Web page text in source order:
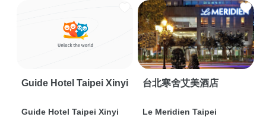
Guide Hotel Taipei Xinyi
Guide Hotel Taipei Xinyi
台北寒舍艾美酒店
Le Meridien Taipei